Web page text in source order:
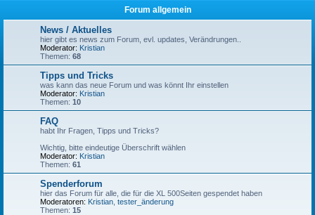
Forum allgemein
News / Aktuelles
hier gibt es news zum Forum, evl. updates, Verändrungen..
Moderator: Kristian
Themen: 68
Tipps und Tricks
was kann das neue Forum und was könnt Ihr einstellen
Moderator: Kristian
Themen: 10
FAQ
habt Ihr Fragen, Tipps und Tricks?
Wichtig, bitte eindeutige Überschrift wählen
Moderator: Kristian
Themen: 61
Spenderforum
hier das Forum für alle, die für die XL 500Seiten gespendet haben
Moderatoren: Kristian tester_änderung
Themen: 15